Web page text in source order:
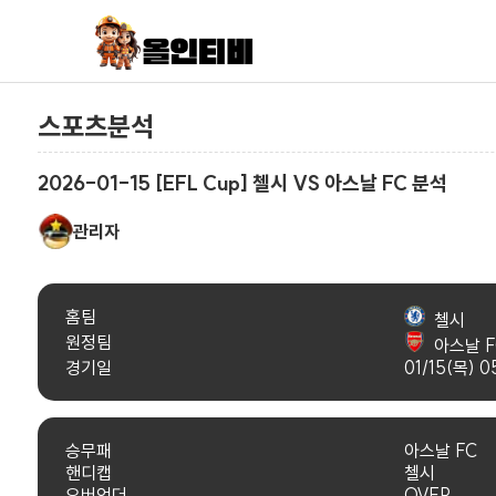
스포츠분석
2026-01-15 [EFL Cup] 첼시 VS 아스날 FC 분석
관리자
홈팀
첼시
원정팀
아스날
경기일
01/15(목)
승무패 아스날 FC
핸디캡
첼시